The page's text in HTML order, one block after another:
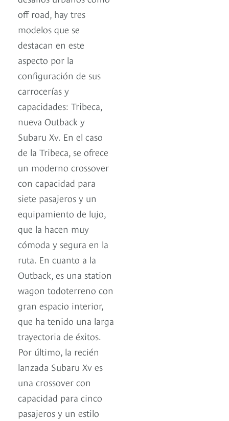
off road, hay tres
modelos que se
destacan en este
aspecto por la
configuración de sus
carrocerías y
capacidades: Tribeca,
nueva Outback y
Subaru Xv. En el caso
de la Tribeca, se ofrece
un moderno crossover
con capacidad para
siete pasajeros y un
equipamiento de lujo,
que la hacen muy
cómoda y segura en la
ruta. En cuanto a la
Outback, es una station
wagon todoterreno con
gran espacio interior,
que ha tenido una larga
trayectoria de éxitos.
Por último, la recién
lanzada Subaru Xv es
una crossover con
capacidad para cinco
pasajeros y un estilo